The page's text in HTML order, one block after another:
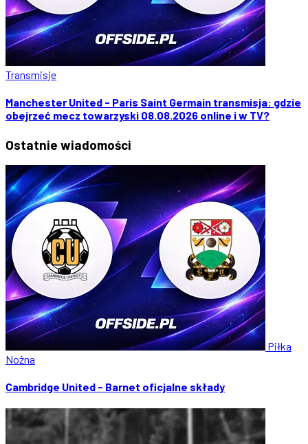
Transmisje
Manchester United - Paris Saint Germain transmisja: gdzie
obejrzeć mecz towarzyski 08.08.2026 online i w TV?
Ostatnie wiadomości
Piłka
Nożna
Cambridge United - Barnet oficjalne składy